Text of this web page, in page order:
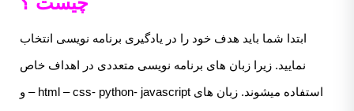
ابتدا شما باید هدف خود را در یادگیری برنامه نویسی انتخاب
نمایید. زیرا زبان های برنامه نویسی متعددی در اهداف خاص
استفاده میشوند. زبان های html – css- python- javascript – و